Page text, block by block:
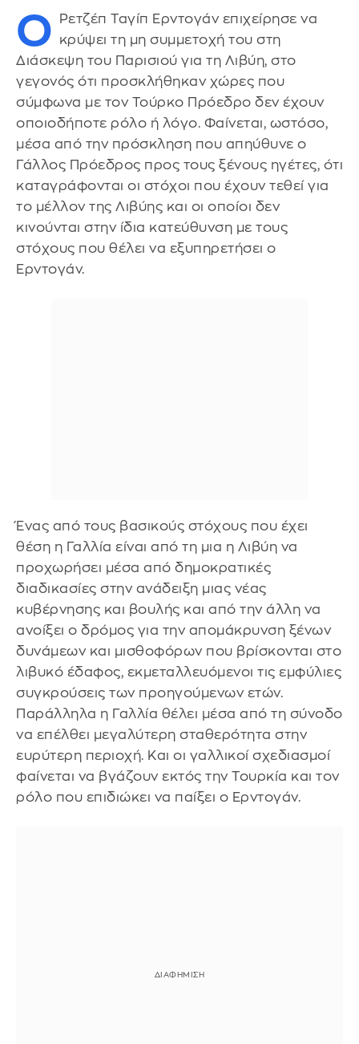
Ο
Ρετζέπ Ταγίπ Ερντογάν επιχείρησε να
κρύψει τη μη συμμετοχή του στη
Διάσκεψη του Παρισιού για τη Λιβύη, στο
γεγονός ότι προσκλήθηκαν χώρες που
σύμφωνα με τον Τούρκο Πρόεδρο δεν έχουν
οποιοδήποτε ρόλο ή λόγο. Φαίνεται, ωστόσο,
μέσα από την πρόσκληση που απηύθυνε ο
Γάλλος Πρόεδρος προς τους ξένους ηγέτες, ότι
καταγράφονται οι στόχοι που έχουν τεθεί για
το μέλλον της Λιβύης και οι οποίοι δεν
κινούνται στην ίδια κατεύθυνση με τους
στόχους που θέλει να εξυπηρετήσει ο
Ερντογάν.
Ένας από τους βασικούς στόχους που έχει
θέση η Γαλλία είναι από τη μια η Λιβύη να
προχωρήσει μέσα από δημοκρατικές
διαδικασίες στην ανάδειξη μιας νέας
κυβέρνησης και βουλής και από την άλλη να
ανοίξει ο δρόμος για την απομάκρυνση ξένων
δυνάμεων και μισθοφόρων που βρίσκονται στο
λιβυκό έδαφος, εκμεταλλευόμενοι τις εμφύλιες
συγκρούσεις των προηγούμενων ετών.
Παράλληλα η Γαλλία θέλει μέσα από τη σύνοδο
να επέλθει μεγαλύτερη σταθερότητα στην
ευρύτερη περιοχή. Και οι γαλλικοί σχεδιασμοί
φαίνεται να βγάζουν εκτός την Τουρκία και τον
ρόλο που επιδιώκει να παίξει ο Ερντογάν.